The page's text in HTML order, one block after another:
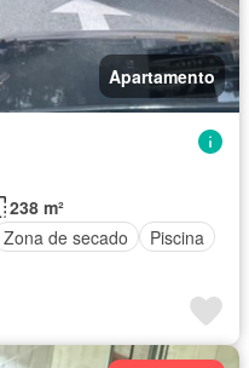
Apartamento
238 m²
Zona de secado
Piscina